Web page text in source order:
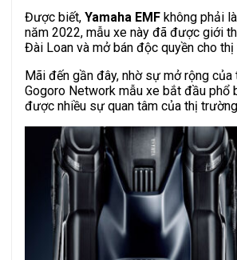
Được biết, Yamaha EMF không phải
năm 2022, mẫu xe này đã được giới
Đài Loan và mở bán độc quyền cho thị
Mãi đến gần đây, nhờ sự mở rộng
Gogoro Network mẫu xe bắt đầu phổ
được nhiều sự quan tâm của thị